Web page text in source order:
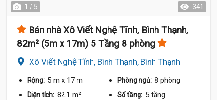
1 / 5 341
Bán nhà Xô Viết Nghệ Tĩnh, Bình Thạnh,
82m² (5m x 17m) 5 Tầng 8 phòng
Xô Viết Nghệ Tĩnh, Bình Thạnh, Bình Thạnh
Rộng: 5 m x 17 m Phòng ngủ: 8 phòng
Diện tích: 82.1 m² Số tầng: 5 tầng